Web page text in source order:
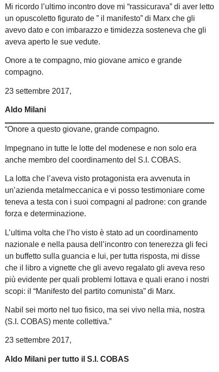
Mi ricordo l’ultimo incontro dove mi “rassicurava” di aver letto
un opuscoletto figurato de ” il manifesto” di Marx che gli
avevo dato e con imbarazzo e timidezza sosteneva che gli
aveva aperto le sue vedute.
Onore a te compagno, mio giovane amico e grande
compagno.
23 settembre 2017,
Aldo Milani
“Onore a questo giovane, grande compagno.
Impegnano in tutte le lotte del modenese e non solo era
anche membro del coordinamento del S.I. COBAS.
La lotta che l’aveva visto protagonista era avvenuta in
un’azienda metalmeccanica e vi posso testimoniare come
teneva a testa con i suoi compagni al padrone: con grande
forza e determinazione.
L’ultima volta che l’ho visto è stato ad un coordinamento
nazionale e nella pausa dell’incontro con tenerezza gli feci
un buffetto sulla guancia e lui, per tutta risposta, mi disse
che il libro a vignette che gli avevo regalato gli aveva reso
più evidente per quali problemi lottava e quali erano i nostri
scopi: il “Manifesto del partito comunista” di Marx.
Nabil sei morto nel tuo fisico, ma sei vivo nella mia, nostra
(S.I. COBAS) mente collettiva.”
23 settembre 2017,
Aldo Milani per tutto il S.I. COBAS